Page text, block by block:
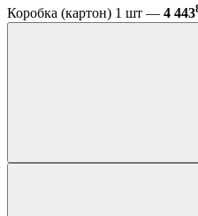
Коробка (картон) 1 шт — 4 443